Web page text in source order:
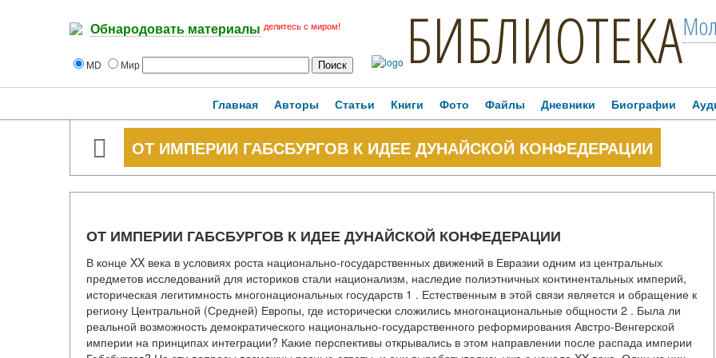
Обнародовать материалы делитесь с миром!
MD Мир БИБЛИОТЕКА
Главная Авторы Статьи Книги Фото Файлы Дневники Биографии
ОТ ИМПЕРИИ ГАБСБУРГОВ К ИДЕЕ ДУНАЙСКОЙ КОНФЕДЕРАЦИИ
ОТ ИМПЕРИИ ГАБСБУРГОВ К ИДЕЕ ДУНАЙСКОЙ КОНФЕДЕРАЦИИ
В конце XX века в условиях роста национально-государственных движений в Евразии одним из центральных
предметов исследований для историков стали национализм, наследие полиэтничных континентальных империй,
историческая легитимность многонациональных государств 1 . Естественным в этой связи является и обращение к
региону Центральной (Средней) Европы, где исторически сложились многонациональные общности 2 . Была ли
реальной возможность демократического национально-государственного реформирования Австро-Венгерской
империи на принципах интеграции? Какие перспективы открывались в этом направлении после распада империи